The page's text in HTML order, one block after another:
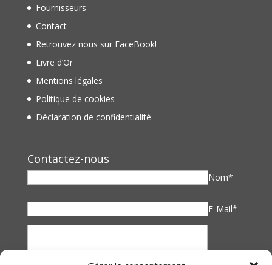
Fournisseurs
Contact
Retrouvez nous sur FaceBook!
Livre d’Or
Mentions légales
Politique de cookies
Déclaration de confidentialité
Contactez-nous
Nom*
E-Mail*